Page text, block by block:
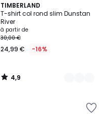
TIMBERLAND
T-shirt col rond slim Dunstan
River
à partir de
30,00 €
24,99 € -16%
4,9
/ 5
7
Couleurs
4,9
/